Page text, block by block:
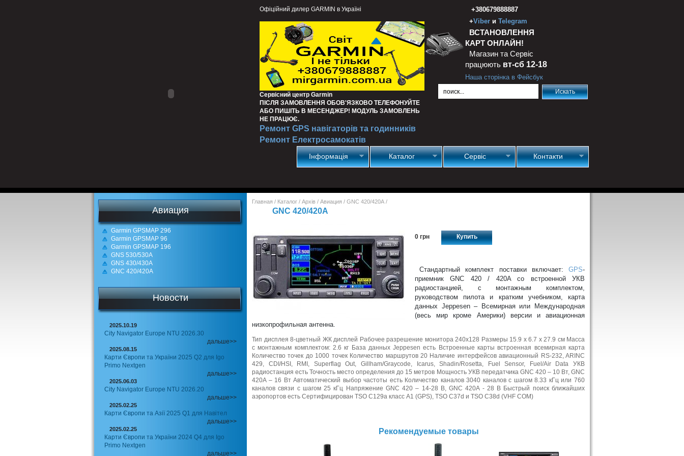
Офіційний дилер GARMIN в Україні
Сервісний центр Garmin
ПІСЛЯ ЗАМОВЛЕННЯ ОБОВ'ЯЗКОВО ТЕЛЕФОНУЙТЕ
АБО ПИШІТЬ В МЕСЕНДЖЕР! МОДУЛЬ ЗАМОВЛЕНЬ
НЕ ПРАЦЮЄ.
Ремонт GPS навігаторів та годинників
Ремонт Електросамокатів
+380679888887
+Viber и Telegram
ВСТАНОВЛЕННЯ
КАРТ ОНЛАЙН!
Магазин та Сервіс
працюють вт-сб 12-18
Наша сторінка в Фейсбук
Інформація Каталог Сервіс Контакти
Авиация
Garmin GPSMAP 296
Garmin GPSMAP 96
Garmin GPSMAP 196
GNS 530/530A
GNS 430/430A
GNC 420/420A
Новости
2025.10.19
City Navigator Europe NTU 2026.30
дальше>>
2025.08.15
Карти Європи та України 2025 Q2 для Igo
Primo Nextgen
дальше>>
2025.06.03
City Navigator Europe NTU 2026.20
дальше>>
2025.02.25
Карти Європи та Азії 2025 Q1 для Навітел
дальше>>
2025.02.25
Карти Європи та України 2024 Q4 для Igo
Primo Nextgen
дальше>>
Главная / Каталог / Архів / Авиация / GNC 420/420A /
GNC 420/420A
0 грн Купить
Стандартный комплект поставки включает:GPS-
приемник GNC 420 / 420A cо встроенной УКВ
радиостанцией, c монтажным комплектом,
руководством пилота и кратким учебником, карта
данных Jeppesen – Всемирная или Международная
(весь мир кроме Америки) версии и авиационная
низкопрофильная антенна.
Тип дисплея 8-цветный ЖК дисплей Рабочее разрешение монитора 240х128 Размеры 15.9 х 6.7 х 27.9 см Масса
с монтажным комплектом: 2.6 кг База данных Jeppesen есть Встроенные карты встроенная всемирная карта
Количество точек до 1000 точек Количество маршрутов 20 Наличие интерфейсов авиационный RS-232, ARINC
429, CDI/HSI, RMI, Superflag Out, Gillham/Graycode, Icarus, Shadin/Rosetta, Fuel Sensor, Fuel/Air Data УКВ
радиостанция есть Точность место определения до 15 метров Мощность УКВ передатчика GNС 420 – 10 Вт, GNC
420A – 16 Вт Автоматический выбор частоты есть Количество каналов 3040 каналов с шагом 8.33 кГц или 760
каналов связи с шагом 25 кГц Напряжение GNC 420 – 14-28 В, GNC 420A - 28 В Быстрый поиск ближайших
аэропортов есть Cертифицирован TSO C129a класс A1 (GPS), TSO C37d и TSO C38d (VHF COM)
Рекомендуемые товары